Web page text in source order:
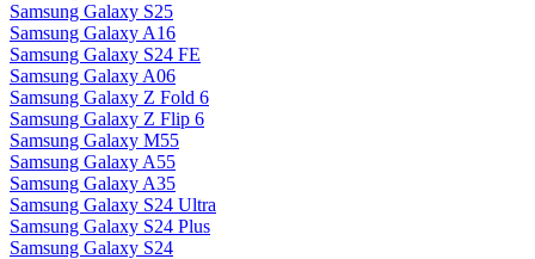
Samsung Galaxy S25
Samsung Galaxy A16
Samsung Galaxy S24 FE
Samsung Galaxy A06
Samsung Galaxy Z Fold 6
Samsung Galaxy Z Flip 6
Samsung Galaxy M55
Samsung Galaxy A55
Samsung Galaxy A35
Samsung Galaxy S24 Ultra
Samsung Galaxy S24 Plus
Samsung Galaxy S24